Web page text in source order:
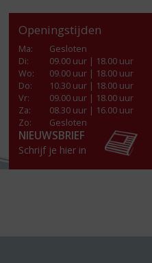
Openingstijden
Ma:
Gesloten
Di:
09.00 uur | 18.00 uur
Wo:
09.00 uur | 18.00 uur
Do:
10.30 uur | 18.00 uur
Vr:
09.00 uur | 18.00 uur
Za:
08.30 uur | 16.00 uur
Zo:
Gesloten
NIEUWSBRIEF
Schrijf je hier in